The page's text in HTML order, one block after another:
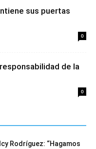
sus puertas
0
de la
0
Rodríguez: “Hagamos